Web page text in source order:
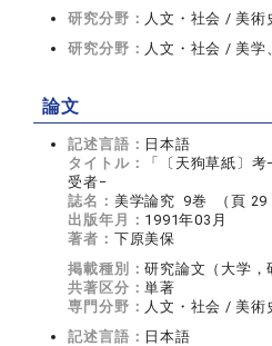
研究分野： 人文・社会 / 美術
研究分野： 人文・社会 / 美学
論文
記述言語： 日本語
タイトル：
「〔天狗草紙〕
受者−
誌名： 美学論究 9巻 （頁 29
出版年月： 1991年03月
著者： 下原美保
掲載種別：研究論文（大学，
共著区分：単著
専門分野： 人文・社会 / 美術
記述言語： 日本語